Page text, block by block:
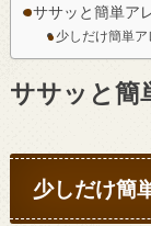
ササッと簡単ア
少しだけ簡単ア
ササッと簡
少しだけ簡